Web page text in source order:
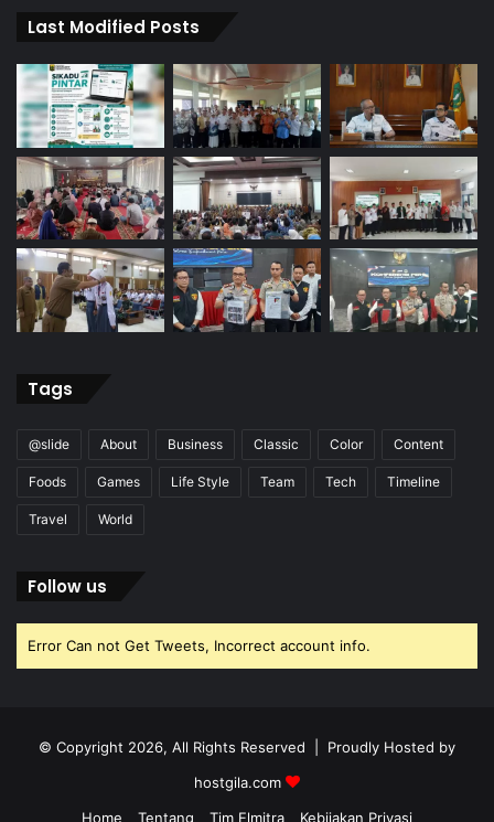
Last Modified Posts
Tags
@slide About Business Classic Color Content
Foods Games Life Style Team Tech Timeline
Travel World
Follow us
Error Can not Get Tweets, Incorrect account info.
© Copyright 2026, All Rights Reserved | Proudly Hosted by
hostgila.com
Home
Tentang Tim Elmitra Kebijakan Privasi